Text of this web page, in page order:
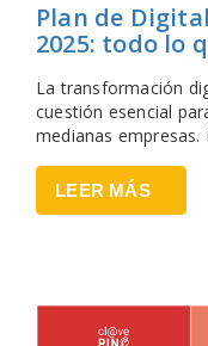
Plan de
2025: todo lo
La transformación
cuestión esencial
medianas empresas.
LEER MÁS